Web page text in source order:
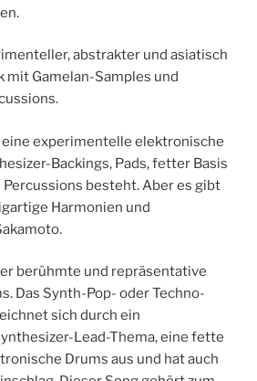
abstrakter und asiatisch
mit Gamelan-Samples und
eine experimentelle elektronische
Backings, Pads, fetter Basis
besteht. Aber es gibt
Harmonien und
berühmte und repräsentative
Das Synth-Pop- oder Techno-
sich durch ein
Lead-Thema, eine fette
Drums aus und hat auch